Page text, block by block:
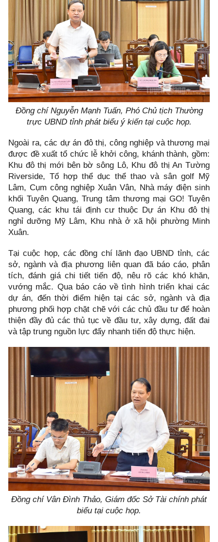
Đồng chí Nguyễn Mạnh Tuấn, Phó Chủ tịch Thường
trực UBND tỉnh phát biểu ý kiến tại cuộc họp.
Ngoài ra, các dự án đô thị, công nghiệp và thương mại
được đề xuất tổ chức lễ khởi công, khánh thành, gồm:
Khu đô thị mới bên bờ sông Lô, Khu đô thị An Tường
Riverside, Tổ hợp thể dục thể thao và sân golf Mỹ
Lâm, Cụm công nghiệp Xuân Vân, Nhà máy điện sinh
khối Tuyên Quang, Trung tâm thương mại GO! Tuyên
Quang, các khu tái định cư thuộc Dự án Khu đô thị
nghỉ dưỡng Mỹ Lâm, Khu nhà ở xã hội phường Minh
Xuân.
Tại cuộc họp, các đồng chí lãnh đạo UBND tỉnh, các
sở, ngành và địa phương liên quan đã báo cáo, phân
tích, đánh giá chi tiết tiến độ, nêu rõ các khó khăn,
vướng mắc. Qua báo cáo về tình hình triển khai các
dự án, đến thời điểm hiện tại các sở, ngành và địa
phương phối hợp chặt chẽ với các chủ đầu tư để hoàn
thiện đầy đủ các thủ tục về đầu tư, xây dựng, đất đai
và tập trung nguồn lực đẩy nhanh tiến độ thực hiện.
Đồng chí Vân Đình Thảo, Giám đốc Sở Tài chính phát
biểu tại cuộc họp.